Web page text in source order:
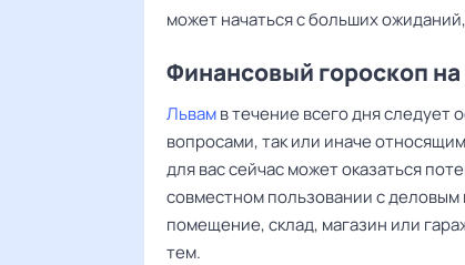
может начаться с больших
Финансовый гороскоп
Львамв течение всего дня
вопросами, так или иначе
для вас сейчас может оказаться
совместном пользовании с
помещение, склад, магазин или
тем.